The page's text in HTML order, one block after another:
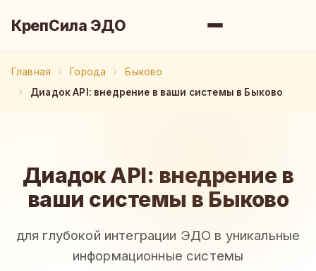
КрепСила ЭДО
Главная Города
Быково
Диадок API: внедрение в ваши системы в Быково
Диадок API: внедрение в
ваши системы в Быково
для глубокой интеграции ЭДО в уникальные
информационные системы